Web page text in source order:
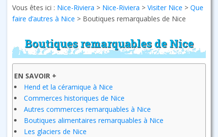
Vous êtes ici : Nice-Riviera > Nice-Riviera > Visiter Nice > Que
faire d’autres à Nice > Boutiques remarquables de Nice
Boutiques remarquables de Nice
EN SAVOIR +
Hend et la céramique à Nice
Commerces historiques de Nice
Autres commerces remarquables à Nice
Boutiques alimentaires remarquables à Nice
Les glaciers de Nice